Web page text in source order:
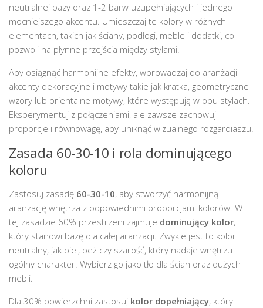
neutralnej bazy oraz 1-2 barw uzupełniających i jednego
mocniejszego akcentu. Umieszczaj te kolory w różnych
elementach, takich jak ściany, podłogi, meble i dodatki, co
pozwoli na płynne przejścia między stylami.
Aby osiągnąć harmonijne efekty, wprowadzaj do aranżacji
akcenty dekoracyjne i motywy takie jak kratka, geometryczne
wzory lub orientalne motywy, które występują w obu stylach.
Eksperymentuj z połączeniami, ale zawsze zachowuj
proporcje i równowagę, aby uniknąć wizualnego rozgardiaszu.
Zasada 60-30-10 i rola dominującego
koloru
Zastosuj zasadę 60-30-10, aby stworzyć harmonijną
aranżację wnętrza z odpowiednimi proporcjami kolorów. W
tej zasadzie 60% przestrzeni zajmuje dominujący kolor,
który stanowi bazę dla całej aranżacji. Zwykle jest to kolor
neutralny, jak biel, beż czy szarość, który nadaje wnętrzu
ogólny charakter. Wybierz go jako tło dla ścian oraz dużych
mebli.
Dla 30% powierzchni zastosuj kolor dopełniający, który